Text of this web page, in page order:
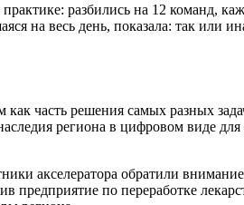
разбились на 12 команд,
на весь день, показала: так или
часть решения самых разных
региона в цифровом виде
акселератора обратили
по переработке